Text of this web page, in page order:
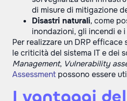
di misure di mitigazione
Disastri naturali, come
inondazioni, gli incendi e
Per realizzare un DRP
le criticità del sistema IT e dei
Management, Vulnerability
Assessment possono essere